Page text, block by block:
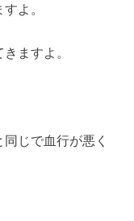
よ。
ますよ。
じで血行が悪く